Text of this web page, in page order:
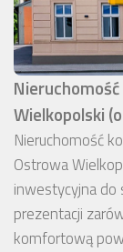
Wielkopolski
Nieruchomość
Ostrowa
inwestycyjna do
prezentacji
komfortową